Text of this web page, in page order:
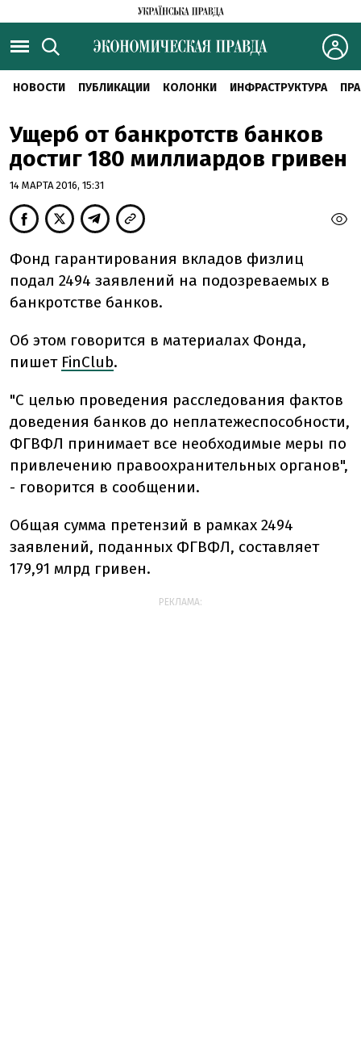
НОВОСТИ ПУБЛИКАЦИИ КОЛОНКИ ИНФРАСТРУКТУРА
Ущерб от банкротств банков
достиг 180 миллиардов гривен
14 МАРТА 2016, 15:31
Фонд гарантирования вкладов физлиц
подал 2494 заявлений на подозреваемых в
банкротстве банков.
Об этом говорится в материалах Фонда,
пишет FinClub.
"С целью проведения расследования фактов
доведения банков до неплатежеспособности,
ФГВФЛ принимает все необходимые меры по
привлечению правоохранительных органов",
- говорится в сообщении.
Общая сумма претензий в рамках 2494
заявлений, поданных ФГВФЛ, составляет
179,91 млрд гривен.
РЕКЛАМА: